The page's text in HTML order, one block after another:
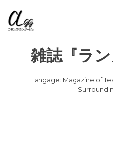
content
雑誌『ラン
Langage: Magazine of